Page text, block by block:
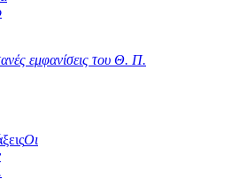
εμφανίσεις του Θ. Π.
Οι